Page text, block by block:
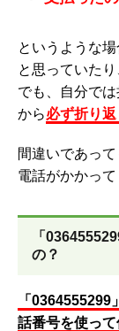
というような
と思っていた
でも、自分で
から必ず折り
間違いであっ
電話がかかって
「
の？
「
話番号を使って